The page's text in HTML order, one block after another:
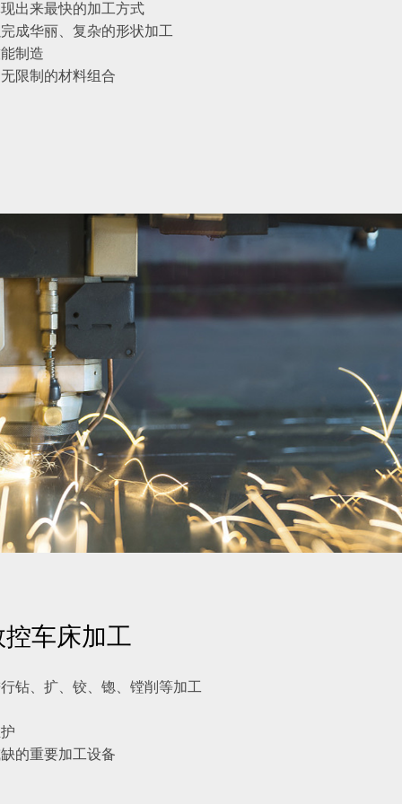
出来最快的加工方式
成华丽、复杂的形状加工
制造
限制的材料组合
车床加工
钻、扩、铰、锪、镗削等加工
的重要加工设备